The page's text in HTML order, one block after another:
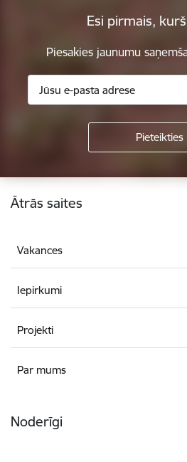
Esi pirmais,
Piesakies jaunumu
Kājene
Ātrās saites
Vakances
Iepirkumi
Projekti
Par mums
Noderīgi